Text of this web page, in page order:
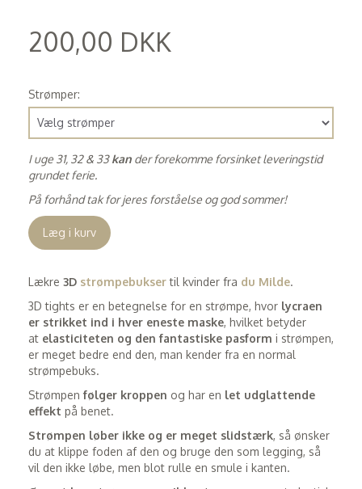
200,00 DKK
Strømper:
I uge 31, 32 & 33kan der forekomme forsinket leveringstid
grundet ferie.
På forhånd tak for jeres forståelse og god sommer!
Læg i kurv
Lækre 3D strømpebuksertil kvinder fra du Milde.
3D tights er en betegnelse for en strømpe, hvor lycraen
er strikket ind i hver eneste maske, hvilket betyder
at elasticiteten og den fantastiske pasform i strømpen,
er meget bedre end den, man kender fra en normal
strømpebuks.
Strømpen følger kroppen og har en let udglattende
effekt på benet.
Strømpen løber ikke og er meget slidstærk, så ønsker
du at klippe foden af den og bruge den som legging, så
vil den ikke løbe, men blot rulle en smule i kanten.